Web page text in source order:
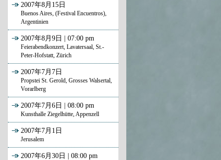
2007年8月15日
Buenos Aires, (Festival Encuentros),
Argentinien
2007年8月9日 | 07:00 pm
Feierabendkonzert, Lavatersaal, St.-
Peter-Hofstatt, Zürich
2007年7月7日
Propstei St. Gerold, Grosses Walsertal,
Vorarlberg
2007年7月6日 | 08:00 pm
Kunsthalle Ziegelhütte, Appenzell
2007年7月1日
Jerusalem
2007年6月30日 | 08:00 pm